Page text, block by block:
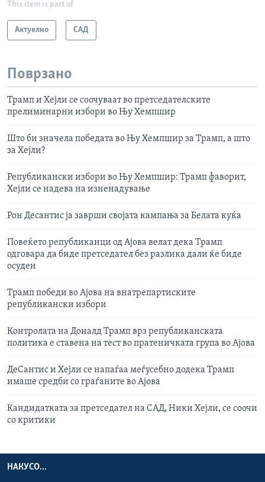
This item is part of
Актуелно САД
Поврзано
Трамп и Хејли се соочуваат во претседателските
прелиминарни избори во Њу Хемпшир
Што би значела победата во Њу Хемпшир за Трамп, а што
за Хејли?
Републикански избори во Њу Хемпшир: Трамп фаворит,
Хејли се надева на изненадување
Рон Десантис ја заврши својата кампања за Белата куќа
Повеќето републиканци од Ајова велат дека Трамп
одговара да биде претседател без разлика дали ќе биде
осуден
Трамп победи во Ајова на внатрепартиските
републикански избори
Контролата на Доналд Трамп врз републиканската
политика е ставена на тест во пратеничката група во Ајова
ДеСантис и Хејли се напаѓаа меѓусебно додека Трамп
имаше средби со граѓаните во Ајова
Кандидатката за претседател на САД, Ники Хејли, се соочи
со критики
НАКУСО...